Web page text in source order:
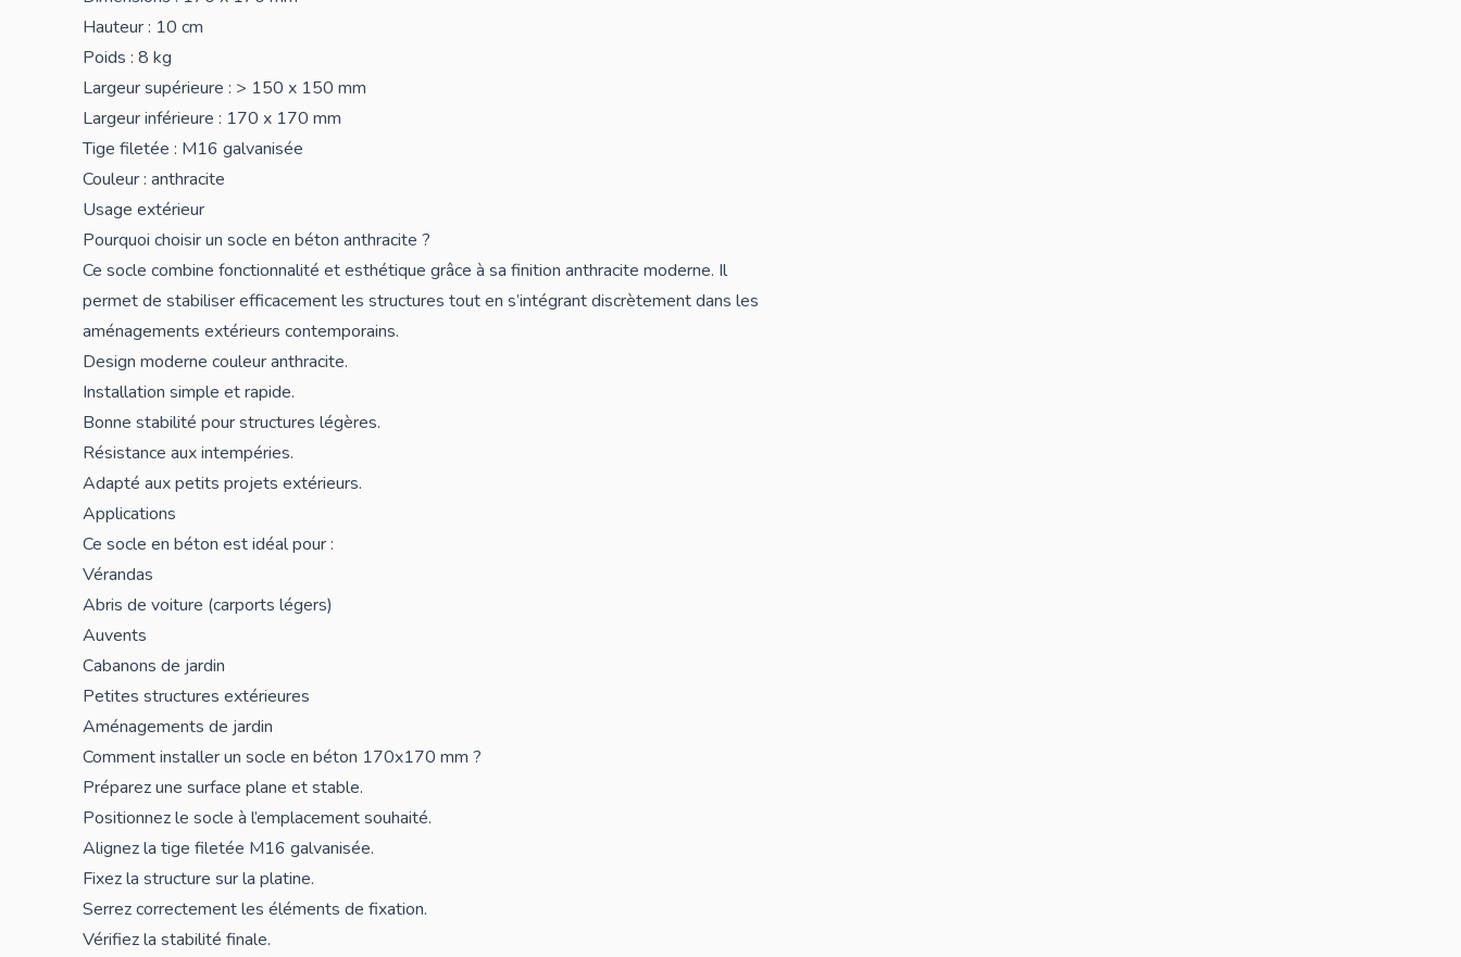
Hauteur : 10 cm
Poids : 8 kg
Largeur supérieure : > 150 x 150 mm
Largeur inférieure : 170 x 170 mm
Tige filetée : M16 galvanisée
Couleur : anthracite
Usage extérieur
Pourquoi choisir un socle en béton anthracite ?
Ce socle combine fonctionnalité et esthétique grâce à sa finition anthracite moderne. Il
permet de stabiliser efficacement les structures tout en s’intégrant discrètement dans les
aménagements extérieurs contemporains.
Design moderne couleur anthracite.
Installation simple et rapide.
Bonne stabilité pour structures légères.
Résistance aux intempéries.
Adapté aux petits projets extérieurs.
Applications
Ce socle en béton est idéal pour :
Vérandas
Abris de voiture (carports légers)
Auvents
Cabanons de jardin
Petites structures extérieures
Aménagements de jardin
Comment installer un socle en béton 170x170 mm ?
Préparez une surface plane et stable.
Positionnez le socle à l’emplacement souhaité.
Alignez la tige filetée M16 galvanisée.
Fixez la structure sur la platine.
Serrez correctement les éléments de fixation.
Vérifiez la stabilité finale.